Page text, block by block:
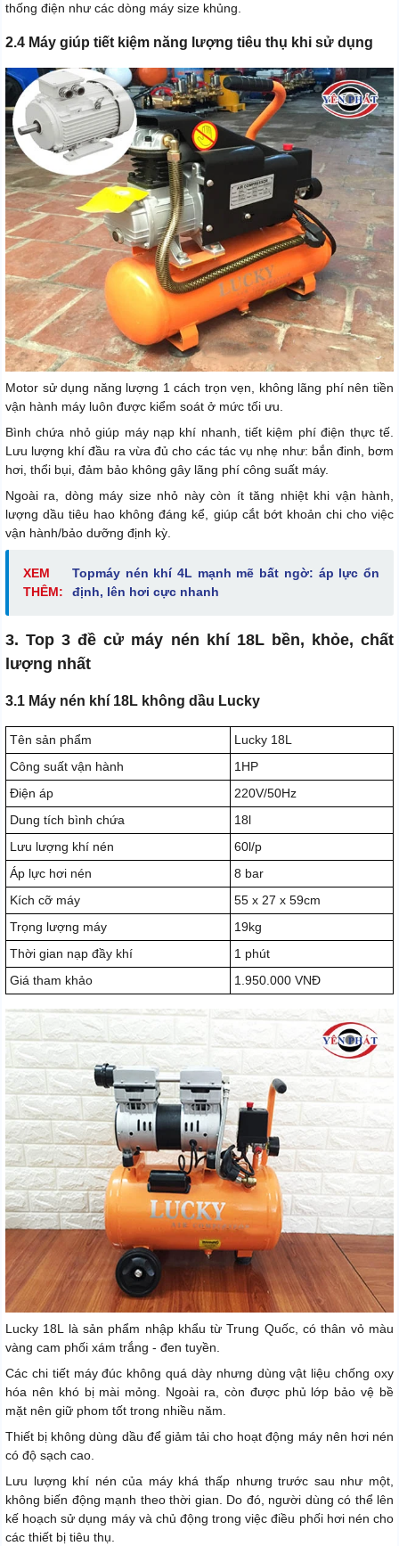
thống điện như các dòng máy size khủng.
2.4 Máy giúp tiết kiệm năng lượng tiêu thụ khi sử dụng
Motor sử dụng năng lượng 1 cách trọn vẹn, không lãng phí nên tiền
vận hành máy luôn được kiểm soát ở mức tối ưu.
Bình chứa nhỏ giúp máy nạp khí nhanh, tiết kiệm phí điện thực tế.
Lưu lượng khí đầu ra vừa đủ cho các tác vụ nhẹ như: bắn đinh, bơm
hơi, thổi bụi, đảm bảo không gây lãng phí công suất máy.
Ngoài ra, dòng máy size nhỏ này còn ít tăng nhiệt khi vận hành,
lượng dầu tiêu hao không đáng kể, giúp cắt bớt khoản chi cho việc
vận hành/bảo dưỡng định kỳ.
XEM
THÊM:
Topmáy nén khí 4L mạnh mẽ bất ngờ: áp lực ổn
định, lên hơi cực nhanh
3. Top 3 đề cử máy nén khí 18L bền, khỏe, chất
lượng nhất
3.1 Máy nén khí 18L không dầu Lucky
Tên sản phẩm
Lucky 18L
Công suất vận hành
1HP
Điện áp
220V/50Hz
Dung tích bình chứa
18l
Lưu lượng khí nén
60l/p
Áp lực hơi nén
8 bar
Kích cỡ máy
55 x 27 x 59cm
Trọng lượng máy
19kg
Thời gian nạp đầy khí
1 phút
Giá tham khảo
1.950.000 VNĐ
Lucky 18L là sản phẩm nhập khẩu từ Trung Quốc, có thân vỏ màu
vàng cam phối xám trắng - đen tuyền.
Các chi tiết máy đúc không quá dày nhưng dùng vật liệu chống oxy
hóa nên khó bị mài mỏng. Ngoài ra, còn được phủ lớp bảo vệ bề
mặt nên giữ phom tốt trong nhiều năm.
Thiết bị không dùng dầu để giảm tải cho hoạt động máy nên hơi nén
có độ sạch cao.
Lưu lượng khí nén của máy khá thấp nhưng trước sau như một,
không biến động mạnh theo thời gian. Do đó, người dùng có thể lên
kế hoạch sử dụng máy và chủ động trong việc điều phối hơi nén cho
các thiết bị tiêu thụ.